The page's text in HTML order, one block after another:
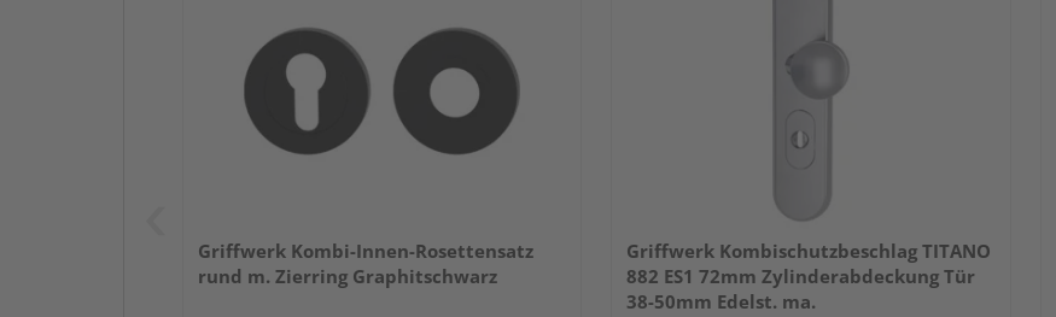
Griffwerk Kombi-Innen-Rosettensatz
rund m. Zierring Graphitschwarz
Griffwerk Kombischutzbeschlag TITANO
882 ES1 72mm Zylinderabdeckung Tür
38-50mm Edelst. ma.